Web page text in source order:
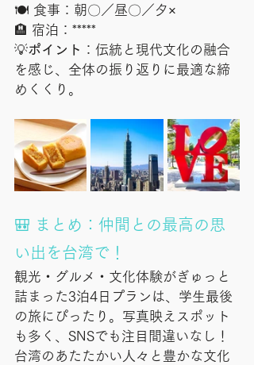
🍽 食事：朝〇／昼〇／夕×
🏨 宿泊：*****
💡ポイント ：伝統と現代文化の融合
を感じ、全体の振り返りに最適な締
めくくり。
🎒 まとめ：仲間との最高の思
い出を台湾で！
観光・グルメ・文化体験がぎゅっと
詰まった3泊4日プランは、学生最後
の旅にぴったり。写真映えスポット
も多く、SNSでも注目間違いなし！
台湾のあたたかい人々と豊かな文化